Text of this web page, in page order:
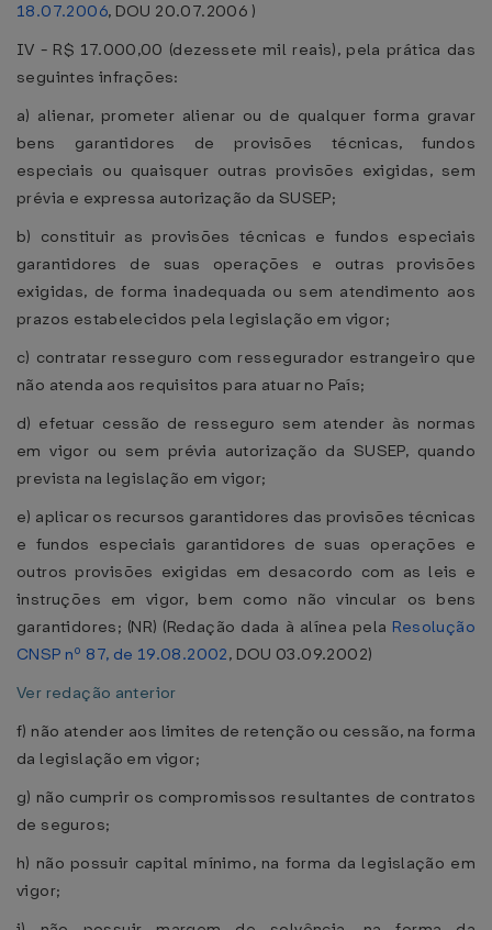
18.07.2006, DOU 20.07.2006 )
IV - R$ 17.000,00 (dezessete mil reais), pela prática das
seguintes infrações:
a) alienar, prometer alienar ou de qualquer forma gravar
bens garantidores de provisões técnicas, fundos
especiais ou quaisquer outras provisões exigidas, sem
prévia e expressa autorização da SUSEP;
b) constituir as provisões técnicas e fundos especiais
garantidores de suas operações e outras provisões
exigidas, de forma inadequada ou sem atendimento aos
prazos estabelecidos pela legislação em vigor;
c) contratar resseguro com ressegurador estrangeiro que
não atenda aos requisitos para atuar no País;
d) efetuar cessão de resseguro sem atender às normas
em vigor ou sem prévia autorização da SUSEP, quando
prevista na legislação em vigor;
e) aplicar os recursos garantidores das provisões técnicas
e fundos especiais garantidores de suas operações e
outros provisões exigidas em desacordo com as leis e
instruções em vigor, bem como não vincular os bens
garantidores; (NR) (Redação dada à alínea pela Resolução
CNSP nº 87, de 19.08.2002, DOU 03.09.2002)
Ver redação anterior
f) não atender aos limites de retenção ou cessão, na forma
da legislação em vigor;
g) não cumprir os compromissos resultantes de contratos
de seguros;
h) não possuir capital mínimo, na forma da legislação em
vigor;